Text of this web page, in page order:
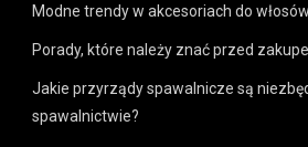
Modne trendy w akcesoriach do
Porady, które należy znać przed
Jakie przyrządy spawalnicze są
spawalnictwie?